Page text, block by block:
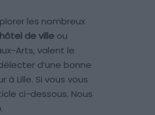
les nombreux
de ville ou
Arts, valent le
d’une bonne
à Lille. Si vous vous
ci-dessous. Nous
.